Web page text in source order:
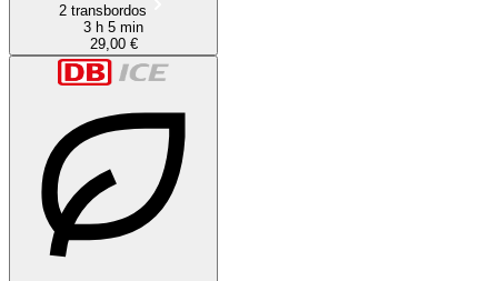
2 transbordos
3 h 5 min
29,00 €